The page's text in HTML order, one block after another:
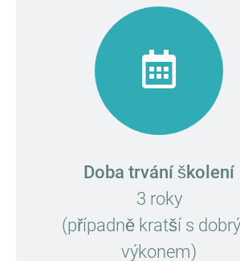
Doba trvání školení
3 roky
(případně kratší s
výkonem)